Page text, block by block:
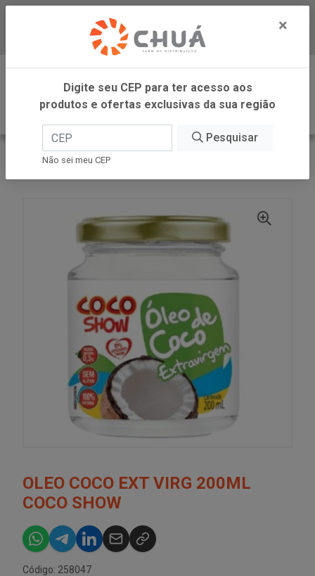
Baixe já nosso APP
0
INÍCIO
COPRA ALIMENTOS
OLEO COCO EXT VIRG 200ML
COCO SHOW
Código: 258047
×
Digite seu CEP para ter acesso aos
produtos e ofertas exclusivas da sua região
Pesquisar
Não sei meu CEP